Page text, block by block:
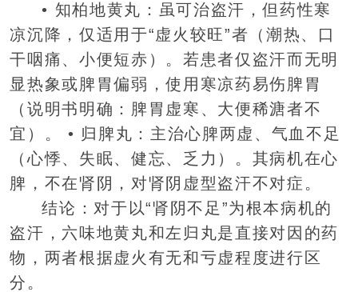
• 知柏地黄丸：虽可治盗汗，但药性寒
凉沉降，仅适用于“虚火较旺”者（潮热、口
干咽痛、小便短赤）。若患者仅盗汗而无明
显热象或脾胃偏弱，使用寒凉药易伤脾胃
（说明书明确：脾胃虚寒、大便稀溏者不
宜）。 • 归脾丸：主治心脾两虚、气血不足
（心悸、失眠、健忘、乏力）。其病机在心
脾，不在肾阴，对肾阴虚型盗汗不对症。
结论：对于以“肾阴不足”为根本病机的
盗汗，六味地黄丸和左归丸是直接对因的药
物，两者根据虚火有无和亏虚程度进行区
分。